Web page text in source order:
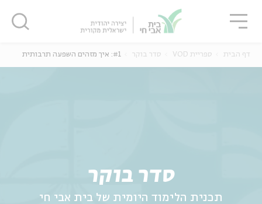
סדר בוקר
תכנית הלימוד היומית של בית אבי חי
דף הבית ספריית VOD סדר בוקר #1: איך מזהים השפעה תרבותית
סגור